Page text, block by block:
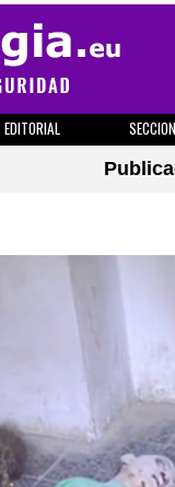
EDITORIAL